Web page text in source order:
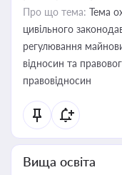
Про що тема: Тема
цивільного
регулювання
відносин та
правовідносин
Вища освіта